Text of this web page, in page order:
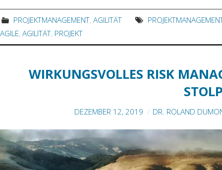
PROJEKTMANAGEMENT,AGILITÄT
AGILE, AGILITÄT, PROJEKT
WIRKUNGSVOLLES RISK
DEZEMBER 12, 2019 DR. ROLAND